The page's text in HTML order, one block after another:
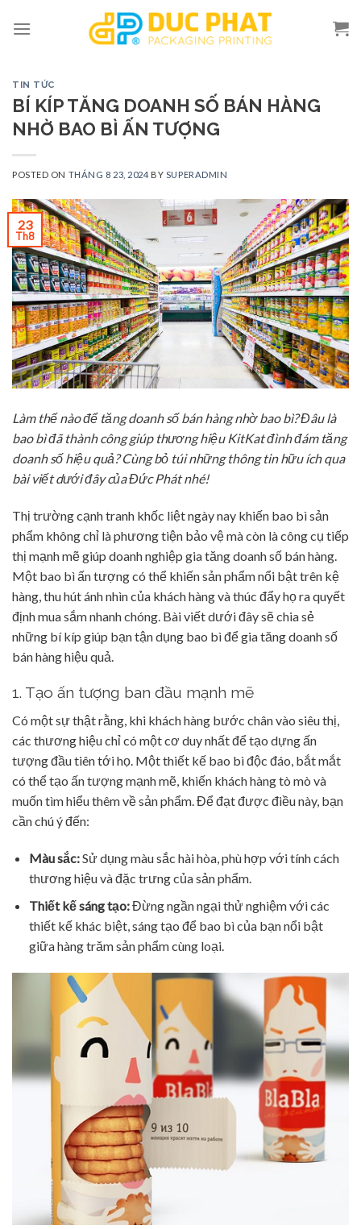
TIN TỨC
BÍ KÍP TĂNG DOANH SỐ BÁN HÀNG
NHỜ BAO BÌ ẤN TƯỢNG
POSTED ON THÁNG 8 23, 2024 BY SUPERADMIN
23
Th8
Làm thế nào để tăng doanh số bán hàng nhờ bao bì? Đâu là
bao bì đã thành công giúp thương hiệu KitKat đình đám tăng
doanh số hiệu quả? Cùng bỏ túi những thông tin hữu ích qua
bài viết dưới đây của Đức Phát nhé!
Thị trường cạnh tranh khốc liệt ngày nay khiến bao bì sản
phẩm không chỉ là phương tiện bảo vệ mà còn là công cụ tiếp
thị mạnh mẽ giúp doanh nghiệp gia tăng doanh số bán hàng.
Một bao bì ấn tượng có thể khiến sản phẩm nổi bật trên kệ
hàng, thu hút ánh nhìn của khách hàng và thúc đẩy họ ra quyết
định mua sắm nhanh chóng. Bài viết dưới đây sẽ chia sẻ
những bí kíp giúp bạn tận dụng bao bì để gia tăng doanh số
bán hàng hiệu quả.
1. Tạo ấn tượng ban đầu mạnh mẽ
Có một sự thật rằng, khi khách hàng bước chân vào siêu thị,
các thương hiệu chỉ có một cơ duy nhất để tạo dựng ấn
tượng đầu tiên tới họ. Một thiết kế bao bì độc đáo, bắt mắt
có thể tạo ấn tượng mạnh mẽ, khiến khách hàng tò mò và
muốn tìm hiểu thêm về sản phẩm. Để đạt được điều này, bạn
cần chú ý đến:
Màu sắc:Sử dụng màu sắc hài hòa, phù hợp với tính cách
thương hiệu và đặc trưng của sản phẩm.
Thiết kế sáng tạo:Đừng ngần ngại thử nghiệm với các
thiết kế khác biệt, sáng tạo để bao bì của bạn nổi bật
giữa hàng trăm sản phẩm cùng loại.